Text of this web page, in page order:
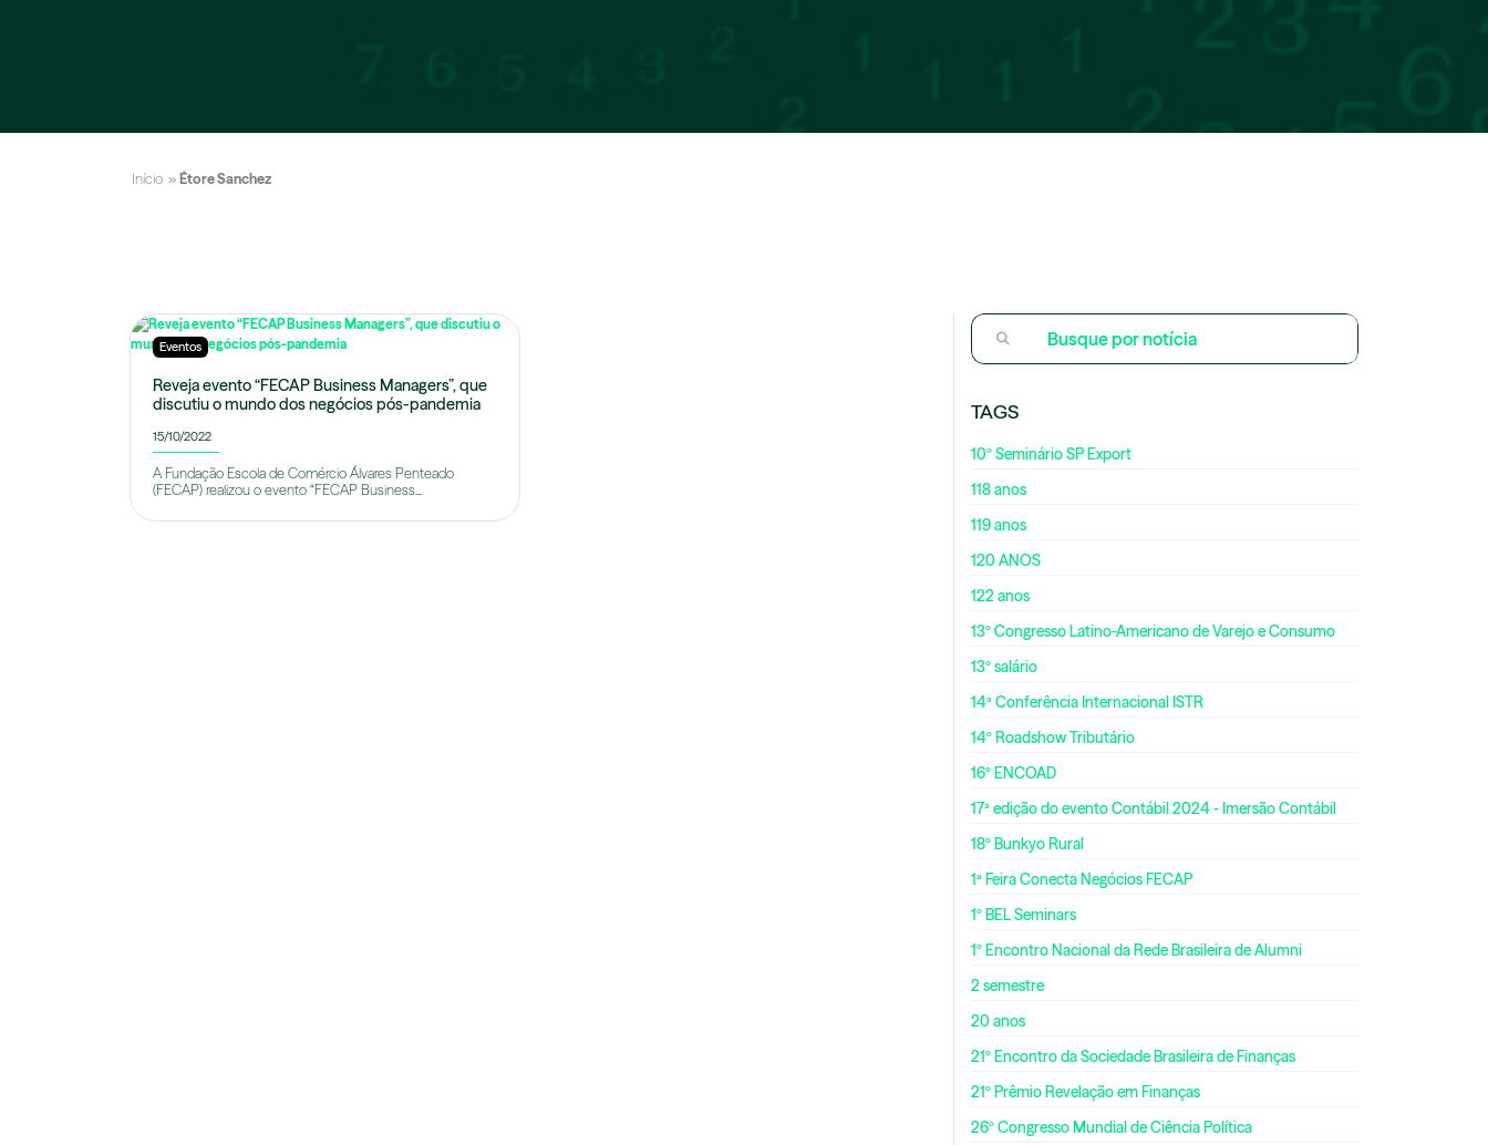
Início » Étore Sanchez
Eventos
Reveja evento “FECAP Business Managers”, que
discutiu o mundo dos negócios pós-pandemia
15/10/2022
A Fundação Escola de Comércio Álvares Penteado
(FECAP) realizou o evento “FECAP Business...
TAGS
10º Seminário SP Export
118 anos
119 anos
120 ANOS
122 anos
13º Congresso Latino-Americano de Varejo e Consumo
13º salário
14ª Conferência Internacional ISTR
14º Roadshow Tributário
16º ENCOAD
17ª edição do evento Contábil 2024 - Imersão Contábil
18º Bunkyo Rural
1ª Feira Conecta Negócios FECAP
1º BEL Seminars
1º Encontro Nacional da Rede Brasileira de Alumni
2 semestre
20 anos
21º Encontro da Sociedade Brasileira de Finanças
21º Prêmio Revelação em Finanças
26º Congresso Mundial de Ciência Política